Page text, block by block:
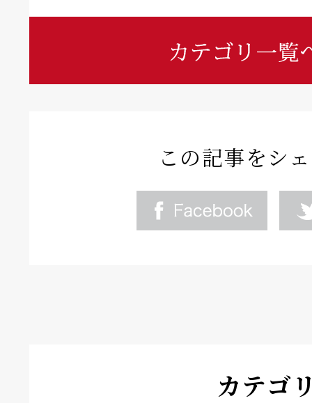
この記事をシ
カテゴ